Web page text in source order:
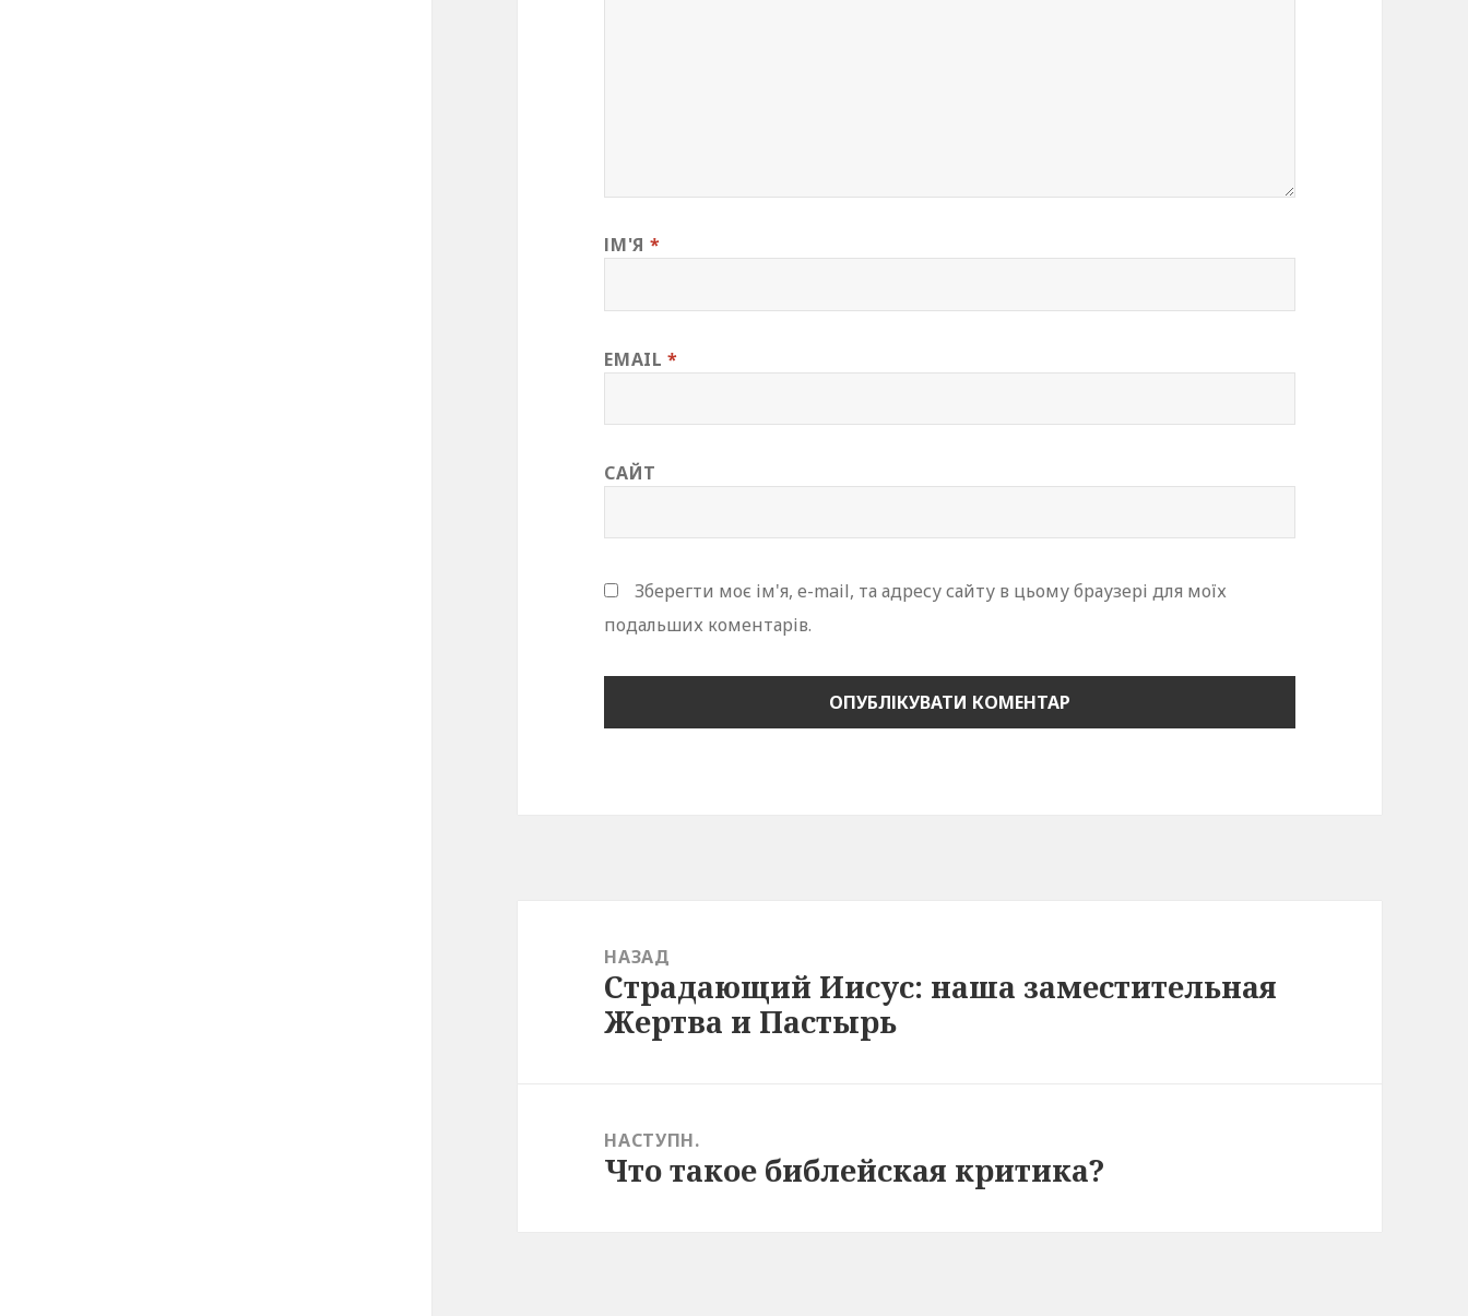
ІМ'Я *
EMAIL*
САЙТ
Зберегти моє ім'я, e-mail, та адресу сайту в цьому браузері для моїх
подальших коментарів.
НАЗАД
Попередній
запис:
Страдающий Иисус: наша заместительная
Жертва и Пастырь
НАСТУПН.
Наступний
Что такое библейская критика?